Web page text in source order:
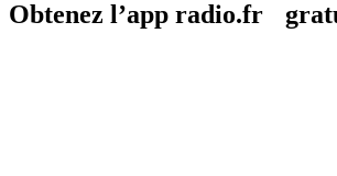
Obtenez l’app radio.fr